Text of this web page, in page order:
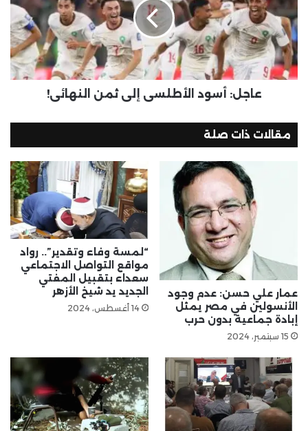
عاجل: أسود الأطلسي إلى ثمن النهائي!
مقالات ذات صلة
عمار علي حسن: عدم وجود
الأنسولين في مصر يمثل
إبادة جماعية بدون حرب
15 سبتمبر، 2024
“لمسة وفاء وتقدير”.. رواد
مواقع التواصل الاجتماعي
سعداء بتقبيل المفتي
الجديد يد شيخ الأزهر
14 أغسطس، 2024